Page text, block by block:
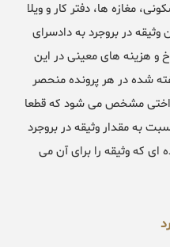
مغازه ها، دفتر کار و ویلا
وثیقه در بروجرد به دادسرای
و هزینه های معینی در این
شده در هر پرونده منحصر
مشخص می شود که قطعا
به مقدار وثیقه در بروجرد
ای که وثیقه را برای آن می